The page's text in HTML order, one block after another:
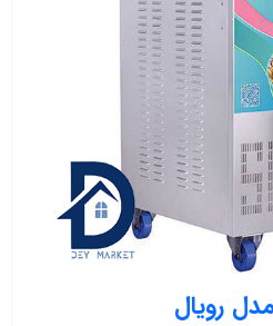
رویال